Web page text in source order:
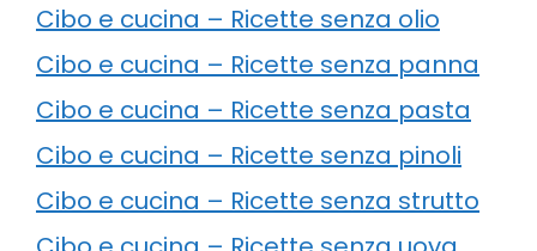
Cibo e cucina – Ricette senza olio
Cibo e cucina – Ricette senza panna
Cibo e cucina – Ricette senza pasta
Cibo e cucina – Ricette senza pinoli
Cibo e cucina – Ricette senza strutto